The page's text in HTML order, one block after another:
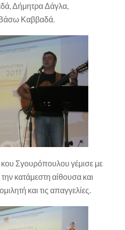
Δήμητρα Δάγλα,
Καββαδά.
Σγουρόπουλου γέμισε με
κατάμεστη αίθουσα και
και τις απαγγελίες.